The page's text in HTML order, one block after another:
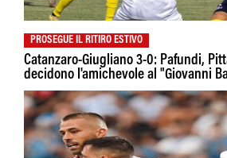
PROSEGUE IL RITIRO ESTIVO
Catanzaro-Giugliano 3-0: Pafundi,
decidono l'amichevole al "Giovanni